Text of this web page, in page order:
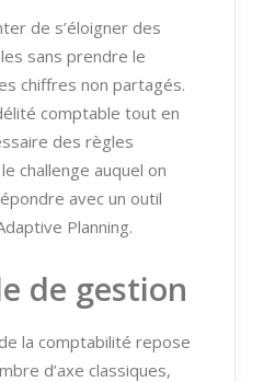
de s’éloigner des
sans prendre le
chiffres non partagés.
comptable tout en
des règles
challenge auquel on
avec un outil
Planning.
de gestion
la comptabilité repose
d’axe classiques,